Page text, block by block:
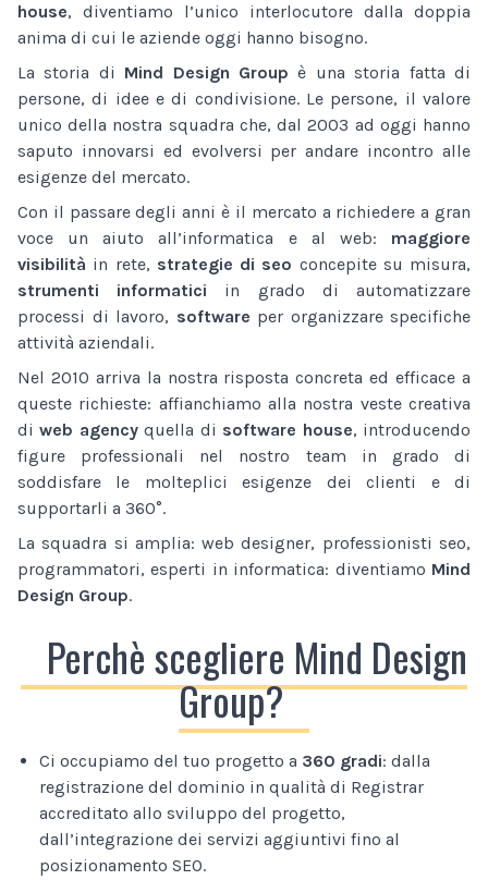
house, diventiamo l’unico interlocutore dalla doppia
anima di cui le aziende oggi hanno bisogno.
La storia di Mind Design Group è una storia fatta di
persone, di idee e di condivisione. Le persone, il valore
unico della nostra squadra che, dal 2003 ad oggi hanno
saputo innovarsi ed evolversi per andare incontro alle
esigenze del mercato.
Con il passare degli anni è il mercato a richiedere a gran
voce un aiuto all’informatica e al web: maggiore
visibilità in rete, strategie di seo concepite su misura,
strumenti informatici in grado di automatizzare
processi di lavoro, software per organizzare specifiche
attività aziendali.
Nel 2010 arriva la nostra risposta concreta ed efficace a
queste richieste: affianchiamo alla nostra veste creativa
diweb agencyquella di software house, introducendo
figure professionali nel nostro team in grado di
soddisfare le molteplici esigenze dei clienti e di
supportarli a 360°.
La squadra si amplia: web designer, professionisti seo,
programmatori, esperti in informatica: diventiamo Mind
Design Group.
Perchè scegliere Mind Design
Group?
Ci occupiamo del tuo progetto a 360 gradi: dalla
registrazione del dominio in qualità di Registrar
accreditato allo sviluppo del progetto,
dall’integrazione dei servizi aggiuntivi fino al
posizionamento SEO.